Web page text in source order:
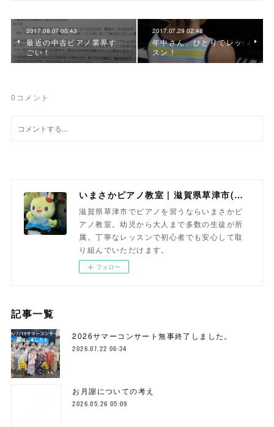
2017.08.07 00:43
最近の中古ピアノ業界す
ごい！
2017.07.29 02:48
年中さん、ひとりでレッ
スン！
0 コメント
いまさかピアノ教室 | 滋賀県草津市(南草津)のピアノ教室
滋賀県草津市でピアノを習うならいまさかピ
アノ教室。幼児から大人まで多数の生徒が所
属。丁寧なレッスンで初心者でも安心して取
り組んでいただけます。
フォロー
記事一覧
2026サマーコンサート無事終了しました。
2026.07.22 06:34
お月謝についての考え
2026.05.26 05:09